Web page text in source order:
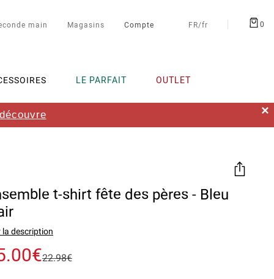
main Magasins Compte FR/fr 0
LE PARFAIT OUTLET
✕
t-shirt fête des pères - Bleu
la description
22.98€